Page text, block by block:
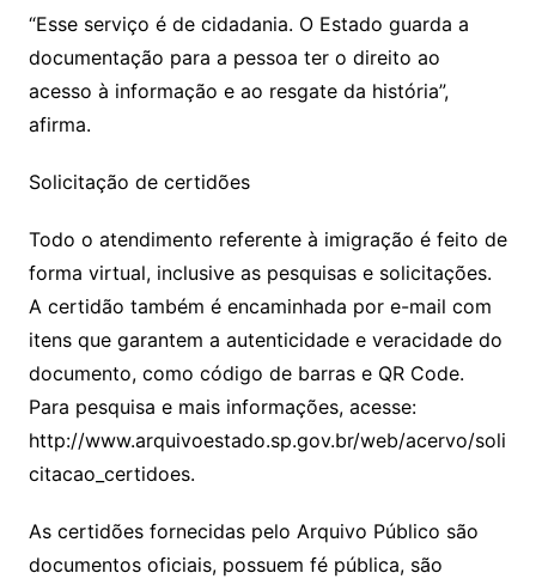
“Esse serviço é de cidadania. O Estado guarda a
documentação para a pessoa ter o direito ao
acesso à informação e ao resgate da história”,
afirma.
Solicitação de certidões
Todo o atendimento referente à imigração é feito de
forma virtual, inclusive as pesquisas e solicitações.
A certidão também é encaminhada por e-mail com
itens que garantem a autenticidade e veracidade do
documento, como código de barras e QR Code.
Para pesquisa e mais informações, acesse:
http://www.arquivoestado.sp.gov.br/web/acervo/soli
citacao_certidoes.
As certidões fornecidas pelo Arquivo Público são
documentos oficiais, possuem fé pública, são